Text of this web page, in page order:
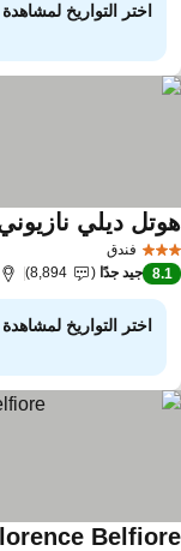
اختر التواريخ لمشاهدة
فندق
ديلي نازيوني
8.1 جيد جدًا 8,894 0.3 كم إلى
اختر التواريخ لمشاهدة